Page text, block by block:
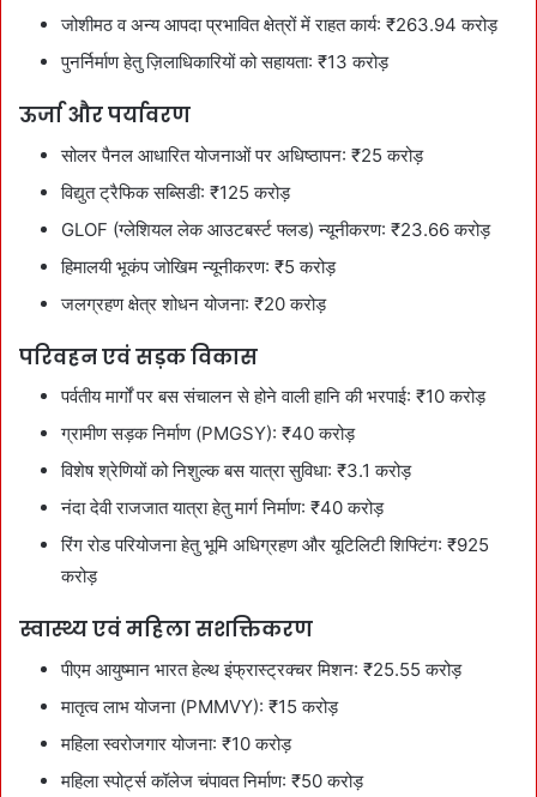
जोशीमठ व अन्य आपदा प्रभावित क्षेत्रों में राहत कार्य: ₹263.94 करोड़
पुनर्निर्माण हेतु ज़िलाधिकारियों को सहायता: ₹13 करोड़
ऊर्जा और पर्यावरण
सोलर पैनल आधारित योजनाओं पर अधिष्ठापन: ₹25 करोड़
विद्युत ट्रैफिक सब्सिडी: ₹125 करोड़
GLOF (ग्लेशियल लेक आउटबर्स्ट फ्लड) न्यूनीकरण: ₹23.66 करोड़
हिमालयी भूकंप जोखिम न्यूनीकरण: ₹5 करोड़
जलग्रहण क्षेत्र शोधन योजना: ₹20 करोड़
परिवहन एवं सड़क विकास
पर्वतीय मार्गों पर बस संचालन से होने वाली हानि की भरपाई: ₹10 करोड़
ग्रामीण सड़क निर्माण (PMGSY): ₹40 करोड़
विशेष श्रेणियों को निशुल्क बस यात्रा सुविधा: ₹3.1 करोड़
नंदा देवी राजजात यात्रा हेतु मार्ग निर्माण: ₹40 करोड़
रिंग रोड परियोजना हेतु भूमि अधिग्रहण और यूटिलिटी शिफ्टिंग: ₹925
करोड़
स्वास्थ्य एवं महिला सशक्तिकरण
पीएम आयुष्मान भारत हेल्थ इंफ्रास्ट्रक्चर मिशन: ₹25.55 करोड़
मातृत्व लाभ योजना (PMMVY): ₹15 करोड़
महिला स्वरोजगार योजना: ₹10 करोड़
महिला स्पोर्ट्स कॉलेज चंपावत निर्माण: ₹50 करोड़